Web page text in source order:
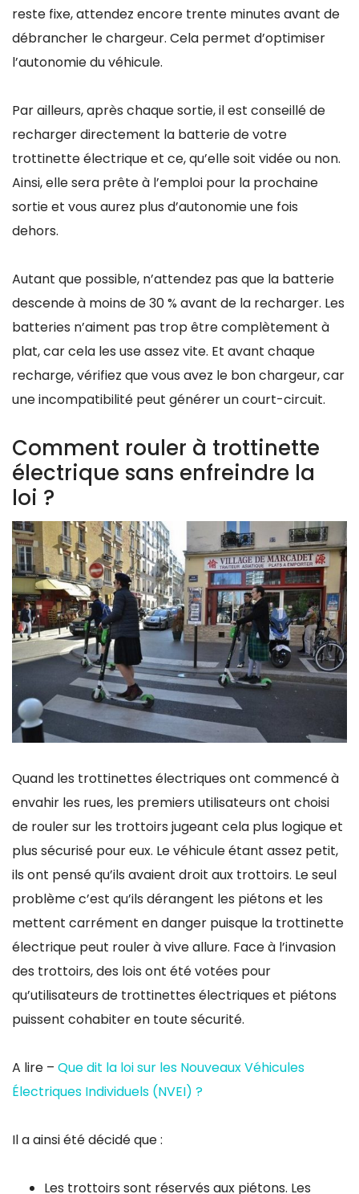
reste fixe, attendez encore trente minutes avant de
débrancher le chargeur. Cela permet d’optimiser
l’autonomie du véhicule.
Par ailleurs, après chaque sortie, il est conseillé de
recharger directement la batterie de votre
trottinette électrique et ce, qu’elle soit vidée ou non.
Ainsi, elle sera prête à l’emploi pour la prochaine
sortie et vous aurez plus d’autonomie une fois
dehors.
Autant que possible, n’attendez pas que la batterie
descende à moins de 30 % avant de la recharger. Les
batteries n’aiment pas trop être complètement à
plat, car cela les use assez vite. Et avant chaque
recharge, vérifiez que vous avez le bon chargeur, car
une incompatibilité peut générer un court-circuit.
Comment rouler à trottinette
électrique sans enfreindre la
loi ?
Quand les trottinettes électriques ont commencé à
envahir les rues, les premiers utilisateurs ont choisi
de rouler sur les trottoirs jugeant cela plus logique et
plus sécurisé pour eux. Le véhicule étant assez petit,
ils ont pensé qu’ils avaient droit aux trottoirs. Le seul
problème c’est qu’ils dérangent les piétons et les
mettent carrément en danger puisque la trottinette
électrique peut rouler à vive allure. Face à l’invasion
des trottoirs, des lois ont été votées pour
qu’utilisateurs de trottinettes électriques et piétons
puissent cohabiter en toute sécurité.
A lire – Que dit la loi sur les Nouveaux Véhicules
Électriques Individuels (NVEI) ?
Il a ainsi été décidé que :
Les trottoirs sont réservés aux piétons. Les